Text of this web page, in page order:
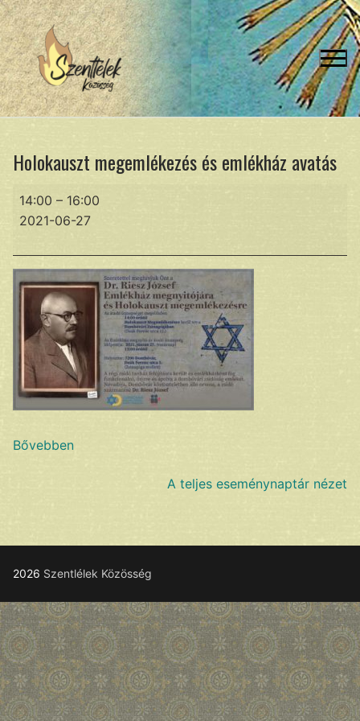
Ugrás
a
tartalomra
Holokauszt megemlékezés és emlékház avatás
Holokauszt
megemlékezés
emlékház
avatás
14:00 – 16:00
2021-06-27
Bővebben
A teljes eseménynaptár nézet
2026 Szentlélek Közösség